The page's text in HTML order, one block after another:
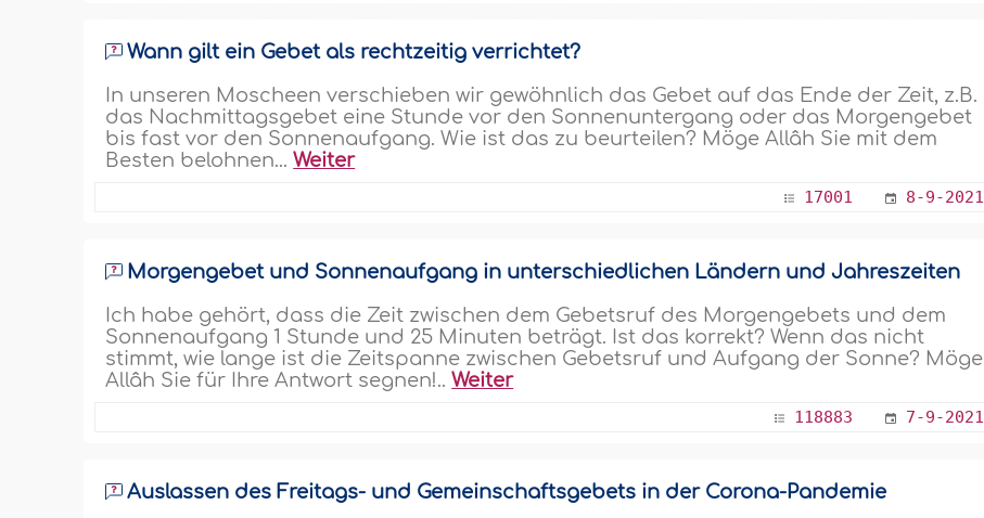
Wann gilt ein Gebet als rechtzeitig verrichtet?
In unseren Moscheen verschieben wir gewöhnlich das Gebet auf das Ende der Zeit, z.B.
das Nachmittagsgebet eine Stunde vor den Sonnenuntergang oder das Morgengebet
bis fast vor den Sonnenaufgang. Wie ist das zu beurteilen? Möge Allâh Sie mit dem
Besten belohnen...Weiter
17001 8-9-2021
Morgengebet und Sonnenaufgang in unterschiedlichen Ländern und Jahreszeiten
Ich habe gehört, dass die Zeit zwischen dem Gebetsruf des Morgengebets und dem
Sonnenaufgang 1 Stunde und 25 Minuten beträgt. Ist das korrekt? Wenn das nicht
stimmt, wie lange ist die Zeitspanne zwischen Gebetsruf und Aufgang der Sonne? Möge
Allâh Sie für Ihre Antwort segnen!..Weiter
118883 7-9-2021
Auslassen des Freitags- und Gemeinschaftsgebets in der Corona-Pandemie